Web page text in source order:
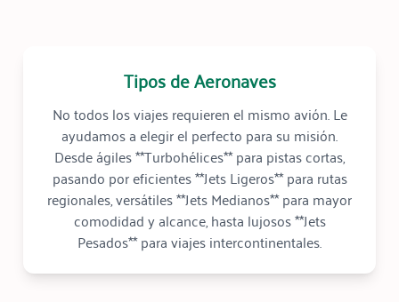
Tipos de Aeronaves
No todos los viajes requieren el mismo avión. Le
ayudamos a elegir el perfecto para su misión.
Desde ágiles **Turbohélices** para pistas cortas,
pasando por eficientes **Jets Ligeros** para rutas
regionales, versátiles **Jets Medianos** para mayor
comodidad y alcance, hasta lujosos **Jets
Pesados** para viajes intercontinentales.